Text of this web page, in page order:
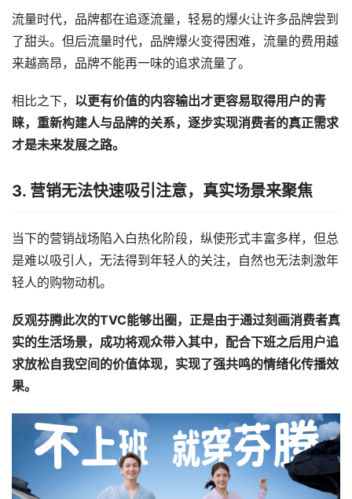
流量时代，品牌都在追逐流量，轻易的爆火让许多品牌尝到
了甜头。但后流量时代，品牌爆火变得困难，流量的费用越
来越高昂，品牌不能再一味的追求流量了。
相比之下， 以更有价值的内容输出才更容易取得用户的青
睐，重新构建人与品牌的关系，逐步实现消费者的真正需求
才是未来发展之路。
3. 营销无法快速吸引注意，真实场景来聚焦
当下的营销战场陷入白热化阶段，纵使形式丰富多样，但总
是难以吸引人，无法得到年轻人的关注，自然也无法刺激年
轻人的购物动机。
反观芬腾此次的TVC能够出圈，正是由于通过刻画消费者真
实的生活场景，成功将观众带入其中，配合下班之后用户追
求放松自我空间的价值体现，实现了强共鸣的情绪化传播效
果。